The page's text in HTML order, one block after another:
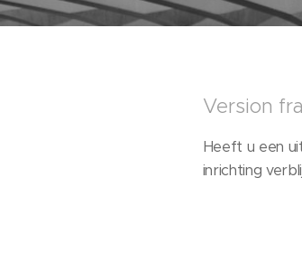
Version
Heeft u een
inrichting